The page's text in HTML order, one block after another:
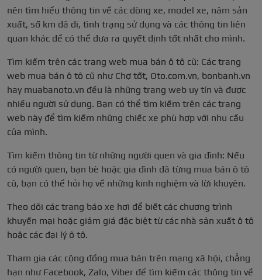
nên tìm hiểu thông tin về các dòng xe, model xe, năm sản
xuất, số km đã đi, tình trạng sử dụng và các thông tin liên
quan khác để có thể đưa ra quyết định tốt nhất cho mình.
Tìm kiếm trên các trang web mua bán ô tô cũ: Các trang
web mua bán ô tô cũ như Chợ tốt, Oto.com.vn, bonbanh.vn
hay muabanoto.vn đều là những trang web uy tín và được
nhiều người sử dụng. Bạn có thể tìm kiếm trên các trang
web này để tìm kiếm những chiếc xe phù hợp với nhu cầu
của mình.
Tìm kiếm thông tin từ những người quen và gia đình: Nếu
có người quen, bạn bè hoặc gia đình đã từng mua bán ô tô
cũ, bạn có thể hỏi họ về những kinh nghiệm và lời khuyên.
Theo dõi các trang báo xe hơi để biết các chương trình
khuyến mại hoặc giảm giá đặc biệt từ các nhà sản xuất ô tô
hoặc các đại lý ô tô.
Tham gia các cộng đồng mua bán trên mạng xã hội, chẳng
hạn như Facebook, Zalo, Viber để tìm kiếm các thông tin về